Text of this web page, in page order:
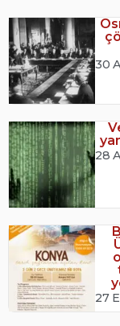
30
28
27